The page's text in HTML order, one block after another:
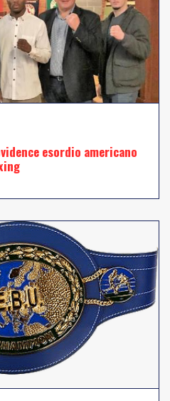
esordio americano